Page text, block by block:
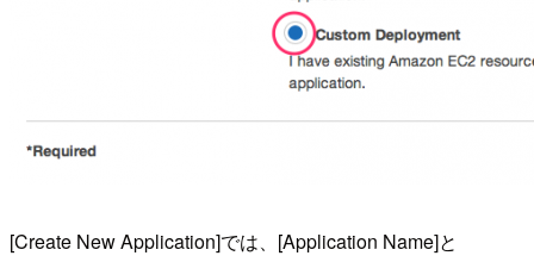
[Create New Application]では、[Application Name]と